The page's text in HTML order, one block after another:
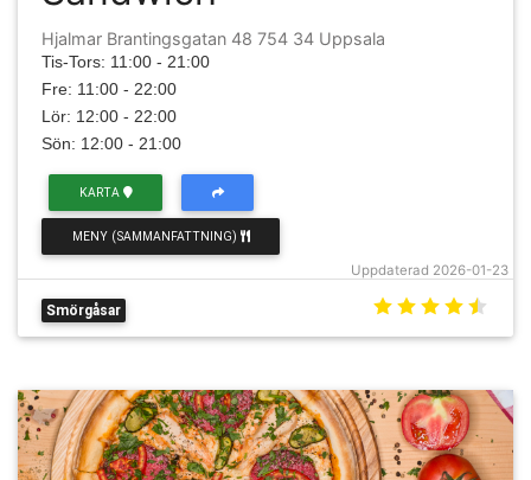
Hjalmar Brantingsgatan 48 754 34 Uppsala
Tis-Tors: 11:00 - 21:00
Fre: 11:00 - 22:00
Lör: 12:00 - 22:00
Sön: 12:00 - 21:00
Uppdaterad 2026-01-23
KARTA
MENY (SAMMANFATTNING)
Smörgåsar